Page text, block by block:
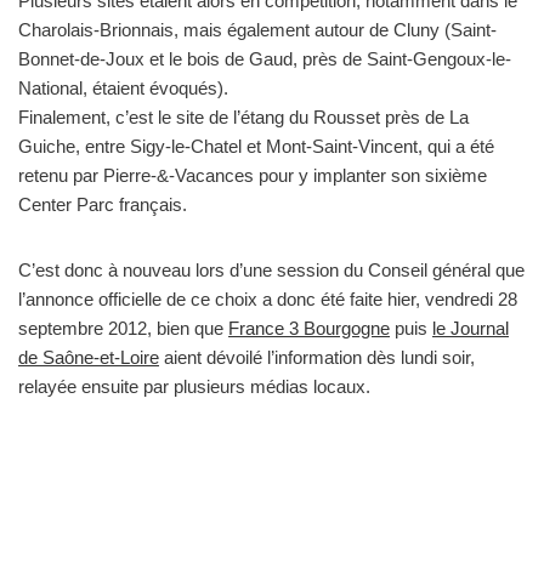
Charolais-Brionnais, mais également autour de Cluny (Saint-
Bonnet-de-Joux et le bois de Gaud, près de Saint-Gengoux-le-
National, étaient évoqués).
Finalement, c’est le site de l’étang du Rousset près de La
Guiche, entre Sigy-le-Chatel et Mont-Saint-Vincent, qui a été
retenu par Pierre-&-Vacances pour y implanter son sixième
Center Parc français.
C’est donc à nouveau lors d’une session du Conseil général que
l’annonce officielle de ce choix a donc été faite hier, vendredi 28
septembre 2012, bien que France 3 Bourgogne puis le Journal
de Saône-et-Loire aient dévoilé l’information dès lundi soir,
relayée ensuite par plusieurs médias locaux.